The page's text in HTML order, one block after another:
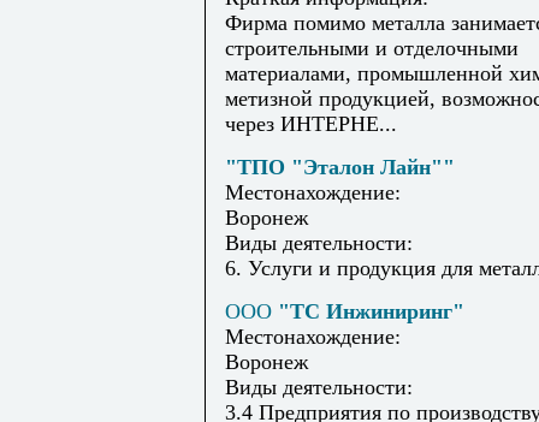
Фирма помимо металла
строительными и отделочными
материалами, промышленной
метизной продукцией,
через ИНТЕРНЕ...
"ТПО "Эталон Лайн""
Местонахождение:
Воронеж
Виды деятельности:
6. Услуги и продукция для
ООО "ТС Инжиниринг"
Местонахождение:
Воронеж
Виды деятельности:
3.4 Предприятия по